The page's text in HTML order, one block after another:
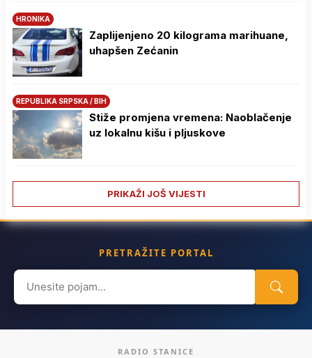
HRONIKA
Zaplijenjeno 20 kilograma marihuane,
uhapšen Zećanin
REPUBLIKA SRPSKA / BIH
Stiže promjena vremena: Naoblačenje
uz lokalnu kišu i pljuskove
PRIKAŽI JOŠ VIJESTI
PRETRAŽITE PORTAL
Search
for:
RADIO STANICE